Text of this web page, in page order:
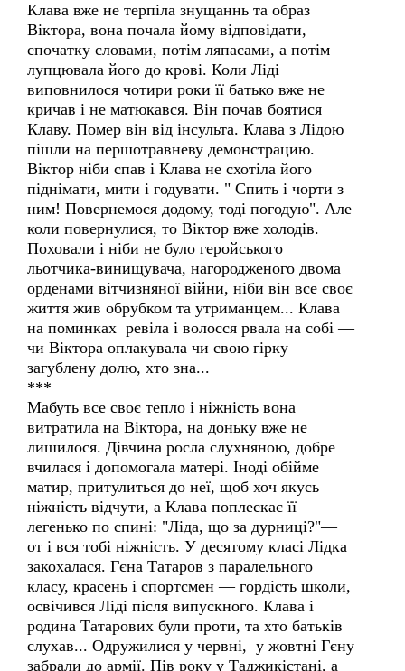
Клава вже не терпіла знущаннь та образ
Віктора, вона почала йому відповідати,
спочатку словами, потім ляпасами, а потім
лупцювала його до крові. Коли Ліді
виповнилося чотири роки її батько вже не
кричав і не матюкався. Він почав боятися
Клаву. Помер він від інсульта. Клава з Лідою
пішли на першотравневу демонстрацию.
Віктор ніби спав і Клава не схотіла його
піднімати, мити і годувати. " Спить і чорти з
ним! Повернемося додому, тоді погодую". Але
коли повернулися, то Віктор вже холодів.
Поховали і ніби не було геройського
льотчика-винищувача, нагородженого двома
орденами вітчизняної війни, ніби він все своє
життя жив обрубком та утриманцем... Клава
на поминках ревіла і волосся рвала на собі —
чи Віктора оплакувала чи свою гірку
загублену долю, хто зна...
***
Мабуть все своє тепло і ніжність вона
витратила на Віктора, на доньку вже не
лишилося. Дівчина росла слухняною, добре
вчилася і допомогала матері. Іноді обійме
матир, притулиться до неї, щоб хоч якусь
ніжність відчути, а Клава поплескає її
легенько по спині: "Ліда, що за дурниці?"—
от і вся тобі ніжність. У десятому класі Лідка
закохалася. Гєна Татаров з паралельного
класу, красень і спортсмен — гордість школи,
освічився Ліді після випускного. Клава і
родина Татарових були проти, та хто батьків
слухав... Одружилися у червні, у жовтні Гєну
забрали до армії. Пів року у Таджикістані, а